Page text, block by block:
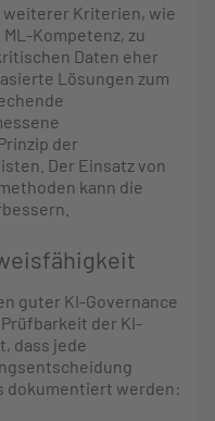
Kriterien, wie
Kompetenz, zu
Daten eher
Lösungen zum
der
Der Einsatz von
kann die
guter KI-Governance
der KI-
dass jede
dokumentiert werden: